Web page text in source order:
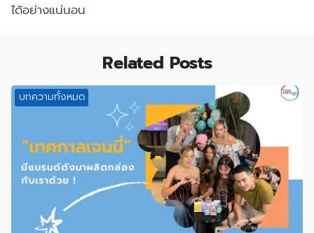
ได้อย่างแน่นอน
Related Posts
บทความทั้งหมด